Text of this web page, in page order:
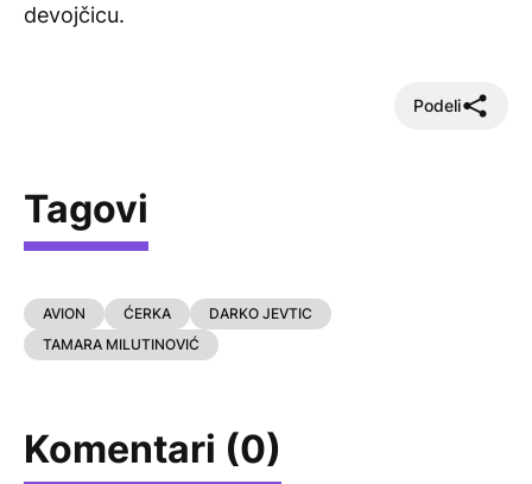
devojčicu.
Podeli
Tagovi
AVION ĆERKA
DARKO JEVTIC
TAMARA MILUTINOVIĆ
Komentari (0)